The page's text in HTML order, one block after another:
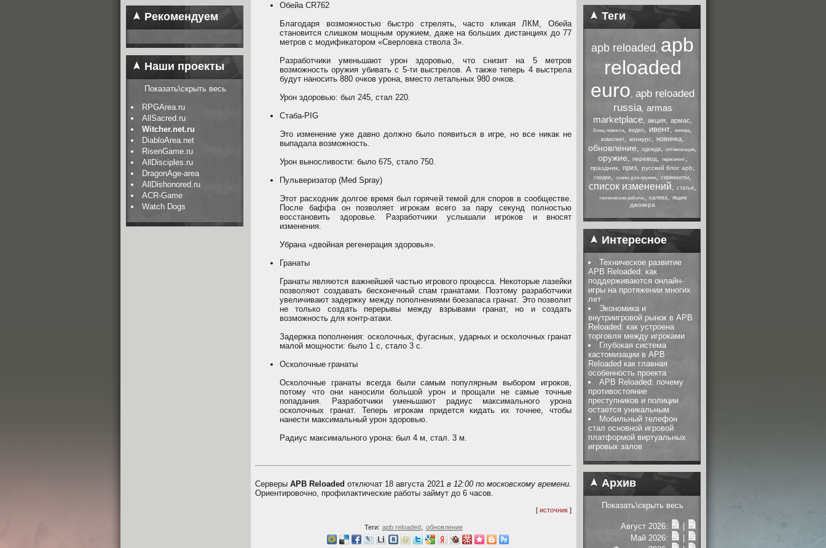
Рекомендуем
Наши проекты
Показать\скрыть весь
RPGArea.ru
AllSacred.ru
Witcher.net.ru
DiabloArea.net
RisenGame.ru
AllDisciples.ru
DragonAge-area
AllDishonored.ru
ACR-Game
Watch Dogs
Обейа CR762
Благодаря возможностью быстро стрелять, часто кликая ЛКМ, Обейа
становится слишком мощным оружием, даже на больших дистанциях до 77
метров с модификатором «Сверловка ствола 3».
Разработчики уменьшают урон здоровью, что снизит на 5 метров
возможность оружия убивать с 5-ти выстрелов. А также теперь 4 выстрела
будут наносить 880 очков урона, вместо летальных 980 очков.
Урон здоровью: был 245, стал 220.
Стаба-PIG
Это изменение уже давно должно было появиться в игре, но все никак не
выпадала возможность.
Урон выносливости: было 675, стало 750.
Пульверизатор (Med Spray)
Этот расходник долгое время был горячей темой для споров в сообществе.
После баффа он позволяет игрокам всего за пару секунд полностью
восстановить здоровье. Разработчики услышали игроков и вносят
изменения.
Убрана «двойная регенерация здоровья».
Гранаты
Гранаты являются важнейшей частью игрового процесса. Некоторые лазейки
позволяют создавать бесконечный спам гранатами. Поэтому разработчики
увеличивают задержку между пополнениями боезапаса гранат. Это позволит
не только создать перерывы между взрывами гранат, но и создать
возможность для контр-атаки.
Задержка пополнения: осколочных, фугасных, ударных и осколочных гранат
малой мощности: было 1 с, стало 3 с.
Осколочные гранаты
Осколочные гранаты всегда были самым популярным выбором игроков,
потому что они наносили большой урон и прощали не самые точные
попадания. Разработчики уменьшают радиус максимального урона
осколочных гранат. Теперь игрокам придется кидать их точнее, чтобы
нанести максимальный урон здоровью.
Радиус максимального урона: был 4 м, стал. 3 м.
СерверыAPB Reloaded отключат 18 августа 2021 в 12:00 по московскому времени.
Ориентировочно, профилактические работы займут до 6 часов.
[ источник ]
Теги: apb reloaded, обновление
Теги
apb reloaded , apb
reloaded
euro, apb reloaded
russia, armas
marketplace, акция, армас,
блиц-новости, видео, ивент, иннова,
комплект, конкурс, новинка,
обновление, одежда, оптимизация,
оружие, перевод, перманент,
праздник, приз, русский блог apb,
скидки, скины для оружия, скриншоты,
список изменений, статья,
технические работы, халява, ящик
джокера
Интересное
Техническое развитие
APB Reloaded: как
поддерживаются онлайн-
игры на протяжении многих
лет
Экономика и
внутриигровой рынок в APB
Reloaded: как устроена
торговля между игроками
Глубокая система
кастомизации в APB
Reloaded как главная
особенность проекта
APB Reloaded: почему
противостояние
преступников и полиции
остается уникальным
Мобильный телефон
стал основной игровой
платформой виртуальных
игровых залов
Архив
Показать\скрыть весь
Август 2026:
Май 2026: